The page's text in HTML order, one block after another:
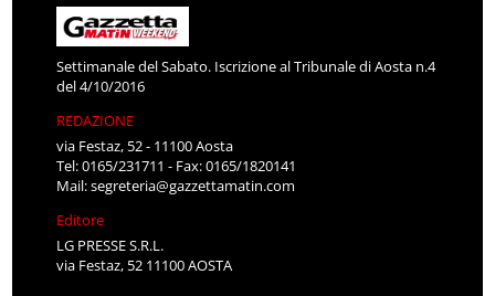
Settimanale del Sabato. Iscrizione al Tribunale di Aosta n.4
del 4/10/2016
REDAZIONE
via Festaz, 52 - 11100 Aosta
Tel: 0165/231711 - Fax: 0165/1820141
Mail:segreteria@gazzettamatin.com
Editore
LG PRESSE S.R.L.
via Festaz, 52 11100 AOSTA